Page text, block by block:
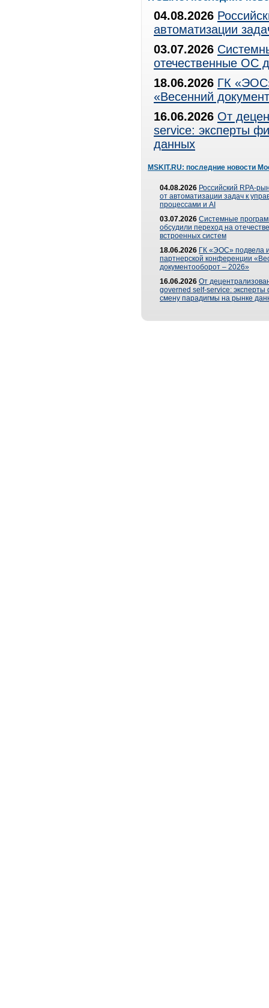
04.08.2026
автоматизации
03.07.2026
отечественные ОС
18.06.2026 ГК
«Весенний
16.06.2026 От
service: эксперты
данных
MSKIT.RU: последние новости
04.08.2026 Российский RPA-
от автоматизации задач к
процессами и AI
03.07.2026 Системные
обсудили переход на
встроенных систем
18.06.2026 ГК «ЭОС» подвела
партнерской конференции
документооборот – 2026»
16.06.2026 От
governed self-service: эксперты
смену парадигмы на рынке